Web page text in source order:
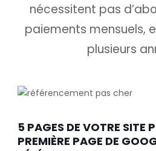
nécessitent pas
paiements mensuels,
plusieurs
5 PAGES DE VOTRE SITE
PREMIÈRE PAGE DE